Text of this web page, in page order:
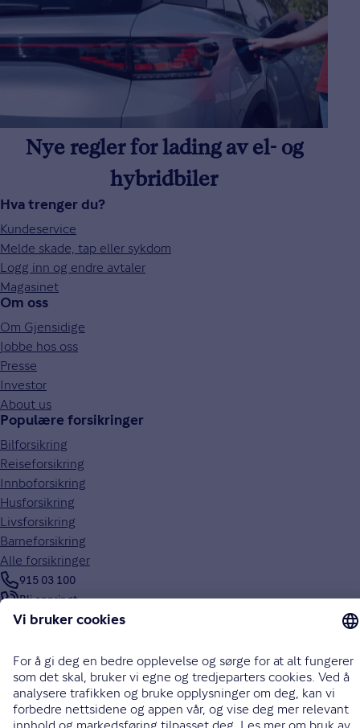
Nye regler for lading av el- og
hybridbiler
Hva trenger du?
Kundeservice
Melde skade, tap eller sykdom
Logg inn og endre avtaler
Magasinet
Om oss
Om Gjensidige
Jobbe hos oss
Presse
Investor
About us
Populære forsikringer
Bilforsikring
Reiseforsikring
Innboforsikring
Husforsikring
Livsforsikring
Barneforsikring
Alle forsikringer
915 03 100
Bli oppringt
Instagram
Facebook
Endre cookieinnstillinger
Informasjonskapsler (cookies)